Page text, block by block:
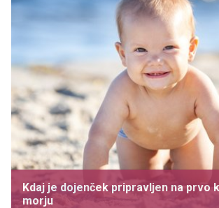
Kdaj je dojenček pripravljen na prvo
morju